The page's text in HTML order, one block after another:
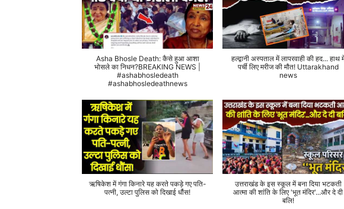
Asha Bhosle Death: कैसे हुआ आशा
भोसले का निधन?BREAKING NEWS |
#ashabhosledeath
#ashabhosledeathnews
हल्द्वानी अस्पताल में लापरवाही की हद... हाथ
पर्ची लिए मरीज की मौत! Uttarakhand
news
ऋषिकेश में गंगा किनारे यह करते पकड़े गए पति-
पत्नी, उल्टा पुलिस को दिखाई धौंस!
उत्तराखंड के इस स्कूल में बना दिया भटकती
आत्मा की शांति के लिए 'भूत मंदिर'...और दे दी
बलि!